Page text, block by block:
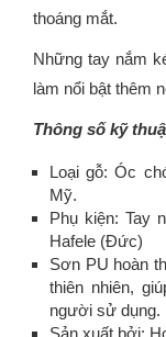
thoáng mắt.
Những tay nắm
làm nổi bật thêm
Thông số kỹ
Loại gỗ: Óc
Mỹ.
Phụ kiện: Tay
Hafele (Đức)
Sơn PU hoàn
thiên nhiên,
người sử dụng.
Sản xuất bởi: